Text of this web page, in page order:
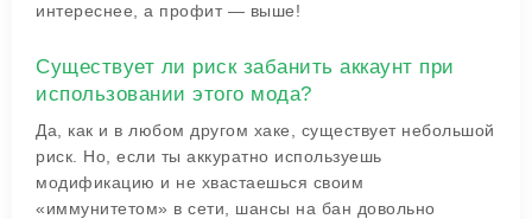
интереснее, а профит — выше!
Существует ли риск забанить аккаунт при
использовании этого мода?
Да, как и в любом другом хаке, существует небольшой
риск. Но, если ты аккуратно используешь
модификацию и не хвастаешься своим
«иммунитетом» в сети, шансы на бан довольно